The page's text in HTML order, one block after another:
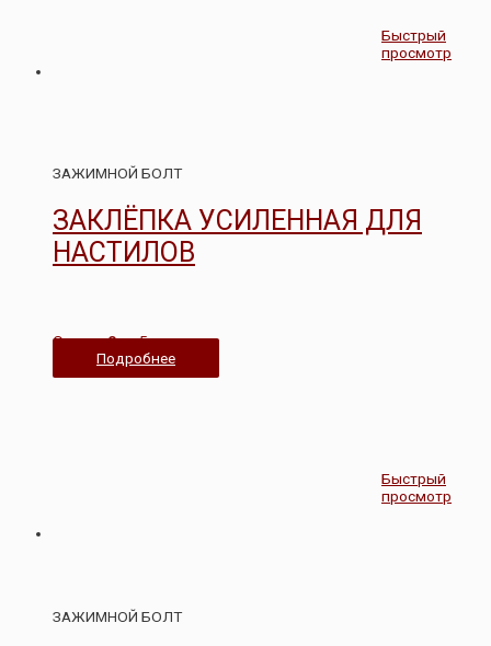
Быстрый
просмотр
ЗАЖИМНОЙ БОЛТ
ЗАКЛЁПКА УСИЛЕННАЯ ДЛЯ
НАСТИЛОВ
Оценка0из 5
Подробнее
Быстрый
просмотр
ЗАЖИМНОЙ БОЛТ